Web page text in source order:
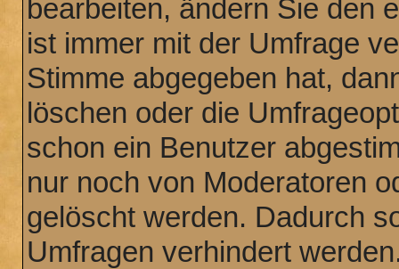
bearbeiten, ändern Sie den
ist immer mit der Umfrage
Stimme abgegeben hat,
löschen oder die
schon ein Benutzer
nur noch von Moderatoren
gelöscht werden. Dadurch
Umfragen verhindert